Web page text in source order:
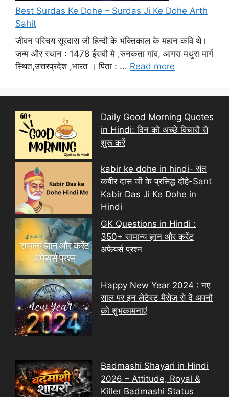
Best Surdas Ke Dohe – Surdas Ji Ke Dohe Arth
Sahit
जीवन परिचय सूरदास जी हिन्दी के भक्तिकाल के महान कवि थे।
जन्म और स्थान : 1478 ईसवी मे ,रुनकता गांव, आगरा मथुरा मार्ग
स्थित,उत्तरप्रदेश ,भारत । पिता : ... Read more
Daily Good Morning Quotes
in Hindi: दिन को अच्छे विचारों से
शुरू करें
kabir ke dohe in hindi- संत
कबीर दास जी के प्रसिद्ध दोहे-Sant
Kabir Das Ji Ke Dohe in
Hindi
GK Questions in Hindi :
350+ सामान्य ज्ञान और करेंट
अफेयर्स प्रश्न
Happy New Year 2024 : नए
साल पर इन लेटेस्ट मैसेज से दें अपनों
को शुभकामनाएं
Badmashi Shayari in Hindi
2026 – Attitude, Royal &
Killer Badmashi Status